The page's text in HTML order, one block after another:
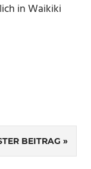
in Waikiki
BEITRAG